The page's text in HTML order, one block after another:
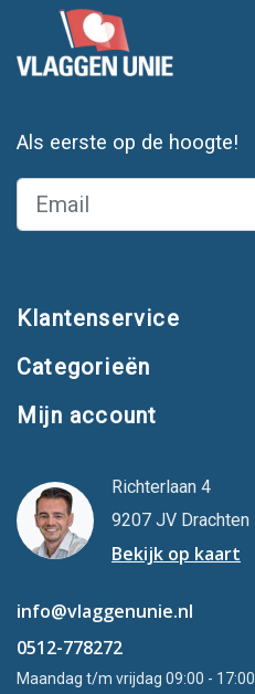
Als eerste op de hoogte!
Klantenservice
Categorieën
Mijn account
Richterlaan 4
9207 JV Drachten
Bekijk op kaart
info@vlaggenunie.nl
0512-778272
Maandag t/m vrijdag 09:00 - 17:00